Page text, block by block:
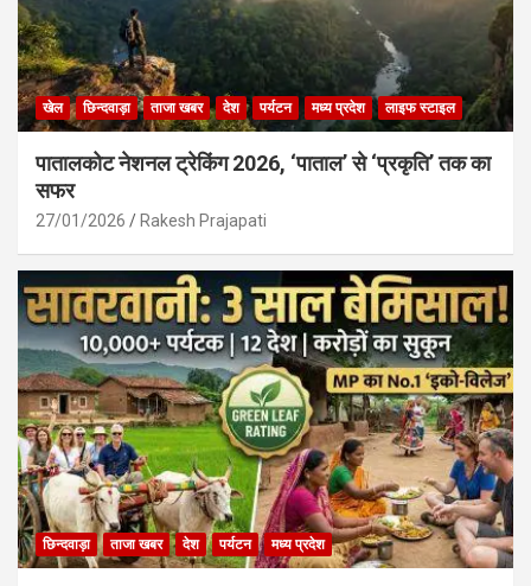
खेल छिन्दवाड़ा ताजा खबर देश पर्यटन मध्य प्रदेश लाइफ स्टाइल
पातालकोट नेशनल ट्रेकिंग 2026, ‘पाताल’ से ‘प्रकृति’ तक का
सफर
27/01/2026 Rakesh Prajapati
छिन्दवाड़ा ताजा खबर देश पर्यटन मध्य प्रदेश